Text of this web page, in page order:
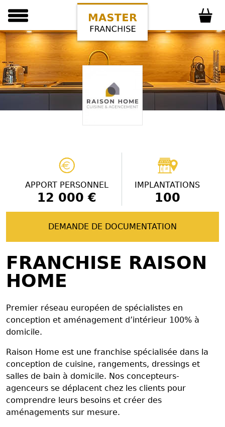
APPORT PERSONNEL
12 000 €
IMPLANTATIONS
100
DEMANDE DE DOCUMENTATION
FRANCHISE RAISON
HOME
Premier réseau européen de spécialistes en
conception et aménagement d’intérieur 100% à
domicile.
Raison Home est une franchise spécialisée dans la
conception de cuisine, rangements, dressings et
salles de bain à domicile. Nos concepteurs-
agenceurs se déplacent chez les clients pour
comprendre leurs besoins et créer des
aménagements sur mesure.